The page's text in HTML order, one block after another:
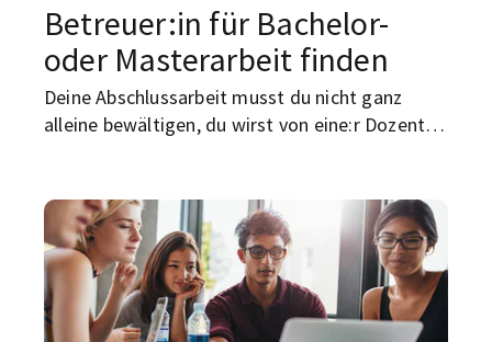
Betreuer:in für Bachelor-
oder Masterarbeit finden
Deine Abschlussarbeit musst du nicht ganz
alleine bewältigen, du wirst von eine:r Dozent:in